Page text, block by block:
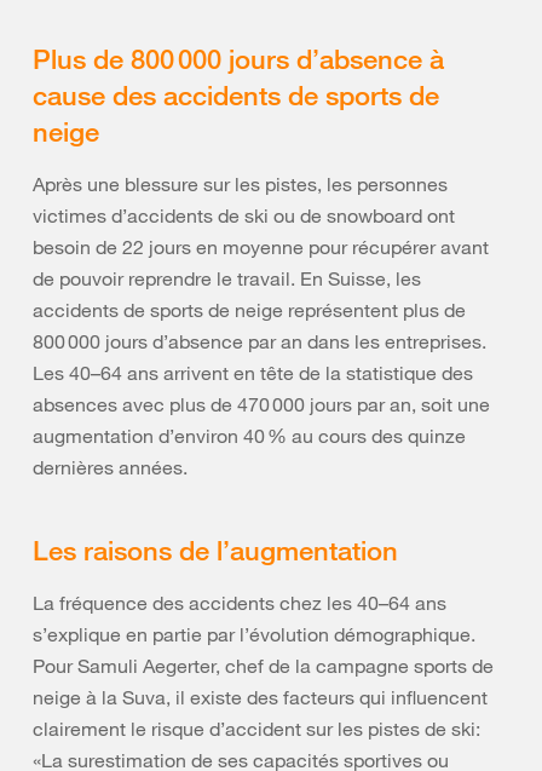
Plus de 800 000 jours d’absence à
cause des accidents de sports de
neige
Après une blessure sur les pistes, les personnes
victimes d’accidents de ski ou de snowboard ont
besoin de 22 jours en moyenne pour récupérer avant
de pouvoir reprendre le travail. En Suisse, les
accidents de sports de neige représentent plus de
800 000 jours d’absence par an dans les entreprises.
Les 40–64 ans arrivent en tête de la statistique des
absences avec plus de 470 000 jours par an, soit une
augmentation d’environ 40 % au cours des quinze
dernières années.
Les raisons de l’augmentation
La fréquence des accidents chez les 40–64 ans
s’explique en partie par l’évolution démographique.
Pour Samuli Aegerter, chef de la campagne sports de
neige à la Suva, il existe des facteurs qui influencent
clairement le risque d’accident sur les pistes de ski:
«La surestimation de ses capacités sportives ou